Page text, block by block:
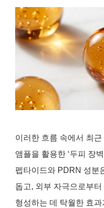
이러한 흐름 속에서 최
앰플을 활용한 ‘두피 장
펩타이드와 PDRN 성분
돕고, 외부 자극으로부
형성하는 데 탁월한 효